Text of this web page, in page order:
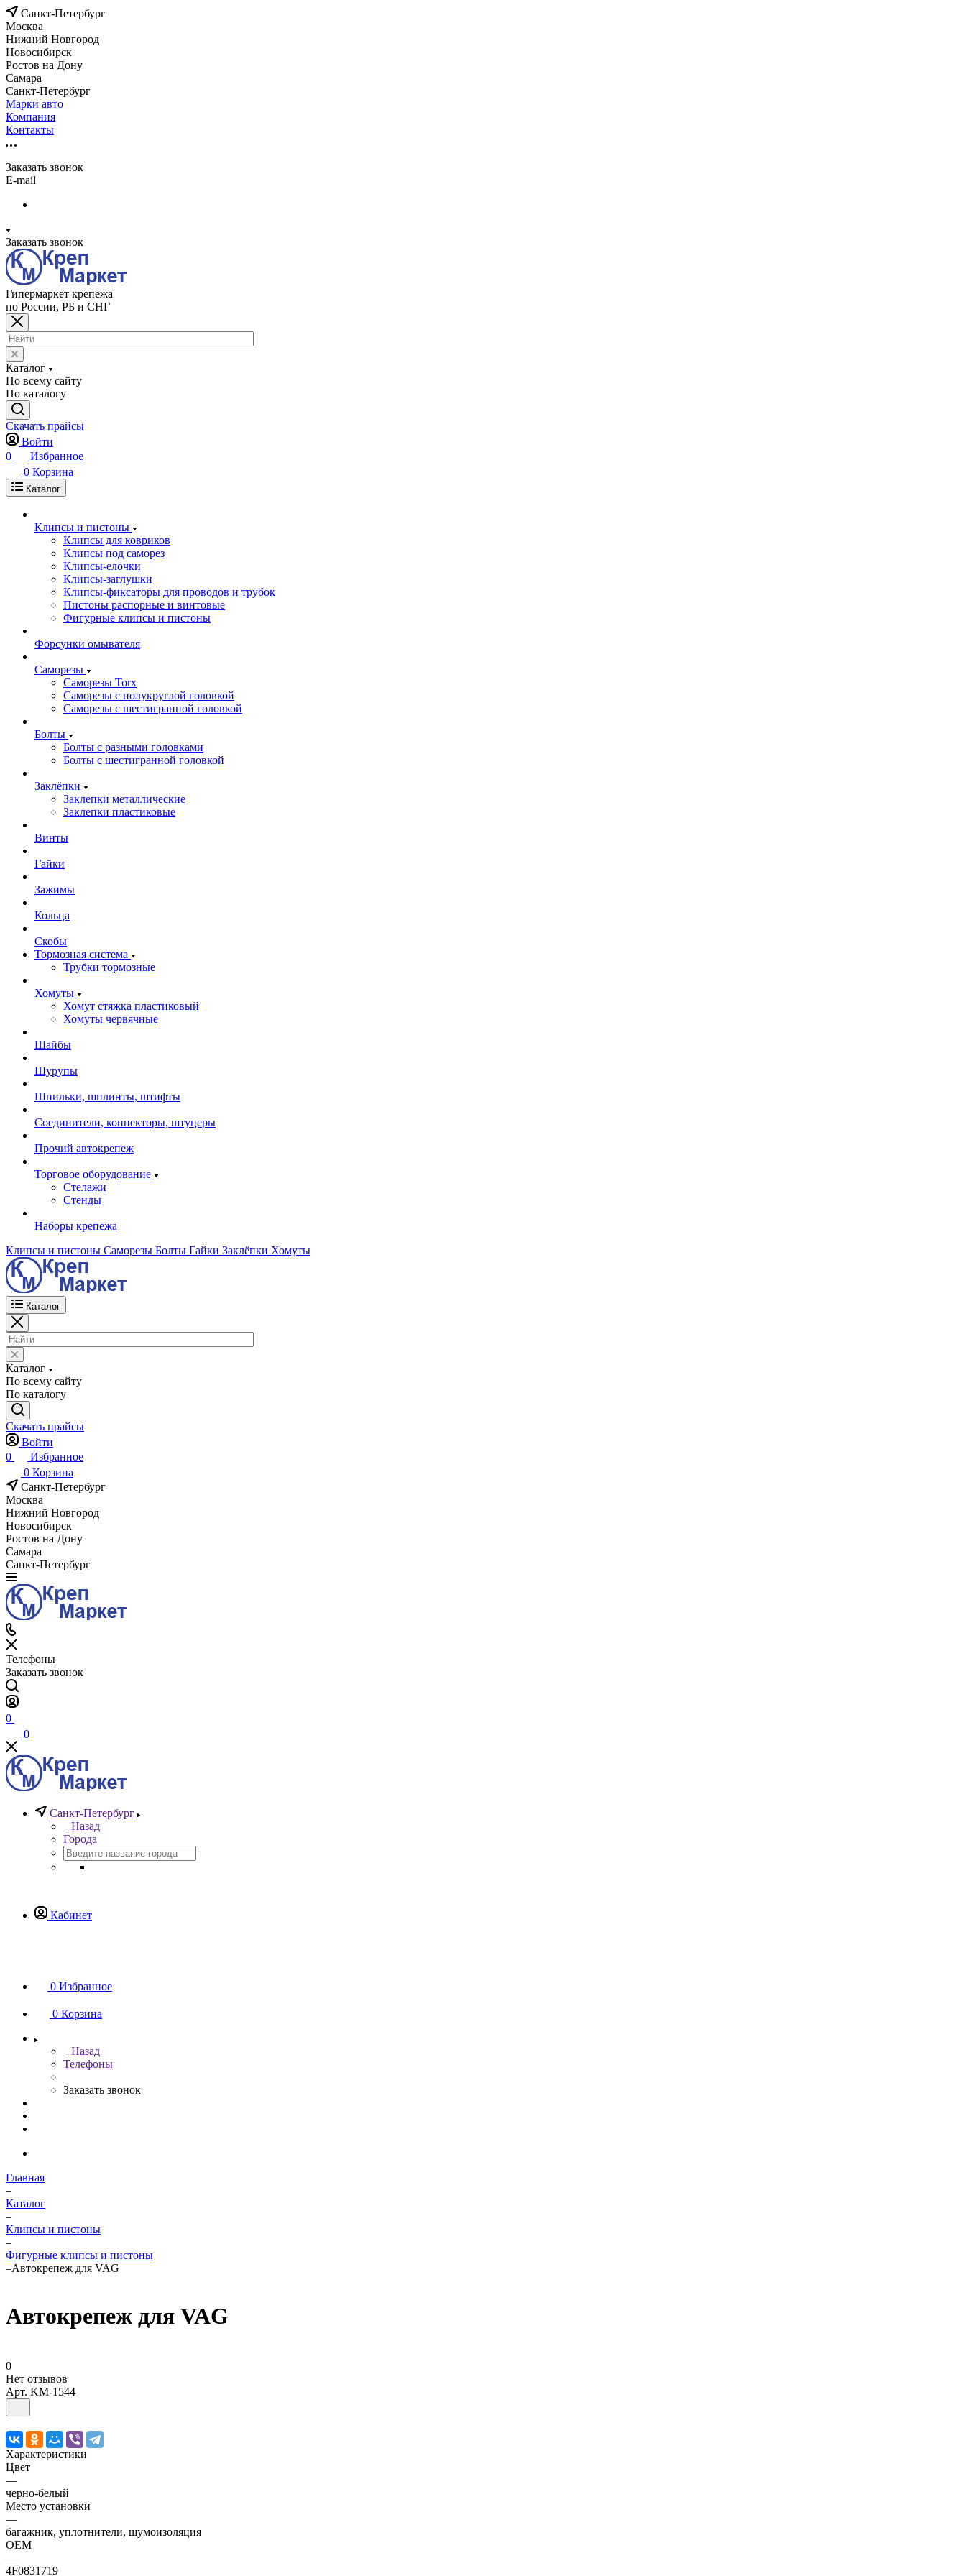
Санкт-Петербург
Москва
Нижний Новгород
Новосибирск
Ростов на Дону
Самара
Санкт-Петербург
Марки авто
Компания
Контакты
Заказать звонок
E-mail
Заказать звонок
Гипермаркет крепежа
по России, РБ и СНГ
Каталог
По всему сайту
По каталогу
Скачать прайсы
Войти
0
Избранное
0 Корзина
Каталог
Клипсы и пистоны
Клипсы для ковриков
Клипсы под саморез
Клипсы-елочки
Клипсы-заглушки
Клипсы-фиксаторы для проводов и трубок
Пистоны распорные и винтовые
Фигурные клипсы и пистоны
Форсунки омывателя
Саморезы
Саморезы Torx
Саморезы с полукруглой головкой
Саморезы с шестигранной головкой
Болты
Болты с разными головками
Болты с шестигранной головкой
Заклёпки
Заклепки металлические
Заклепки пластиковые
Винты
Гайки
Зажимы
Кольца
Скобы
Тормозная система
Трубки тормозные
Хомуты
Хомут стяжка пластиковый
Хомуты червячные
Шайбы
Шурупы
Шпильки, шплинты, штифты
Соединители, коннекторы, штуцеры
Прочий автокрепеж
Торговое оборудование
Стелажи
Стенды
Наборы крепежа
Клипсы и пистоны Саморезы Болты Гайки Заклёпки Хомуты
Каталог
Каталог
По всему сайту
По каталогу
Скачать прайсы
Войти
0
Избранное
0 Корзина
Санкт-Петербург
Москва
Нижний Новгород
Новосибирск
Ростов на Дону
Самара
Санкт-Петербург
Телефоны
Заказать звонок
0
0
Санкт-Петербург
Назад
Города
Кабинет
0 Избранное
0 Корзина
Назад
Телефоны
Заказать звонок
Главная
–
Каталог
–
Клипсы и пистоны
–
Фигурные клипсы и пистоны
–Автокрепеж для VAG
Автокрепеж для VAG
0
Нет отзывов
Арт. KM-1544
Характеристики
Цвет
—
черно-белый
Место установки
—
багажник, уплотнители, шумоизоляция
OEM
—
4F0831719